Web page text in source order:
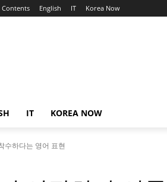
Contents English IT Korea Now
IT KOREA NOW
수하다는 영어 표현